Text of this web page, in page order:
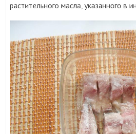
растительного масла, указанного в